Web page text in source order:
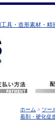
具・造形素材・
ホーム > ツー
着剤・硬化促